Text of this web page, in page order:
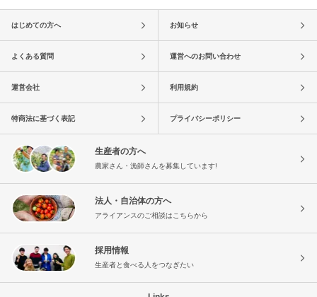
はじめての方へ お知らせ
よくある質問 運営へのお問い合わせ
運営会社 利用規約
特商法に基づく表記 プライバシーポリシー
生産者の方へ
農家さん・漁師さんを募集しています!
法人・自治体の方へ
アライアンスのご相談はこちらから
採用情報
生産者と食べる人をつなぎたい